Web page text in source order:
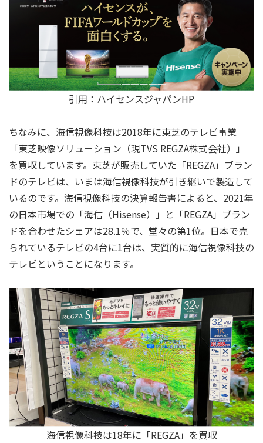
引用：ハイセンスジャパンHP
ちなみに、海信視像科技は2018年に東芝のテレビ事業
「東芝映像ソリューション（現TVS REGZA株式会社）」
を買収しています。東芝が販売していた「REGZA」ブラン
ドのテレビは、いまは海信視像科技が引き継いで製造して
いるのです。海信視像科技の決算報告書によると、2021年
の日本市場での「海信（Hisense）」と「REGZA」ブラン
ドを合わせたシェアは28.1％で、堂々の第1位。日本で売
られているテレビの4台に1台は、実質的に海信視像科技の
テレビということになります。
海信視像科技は18年に「REGZA」を買収